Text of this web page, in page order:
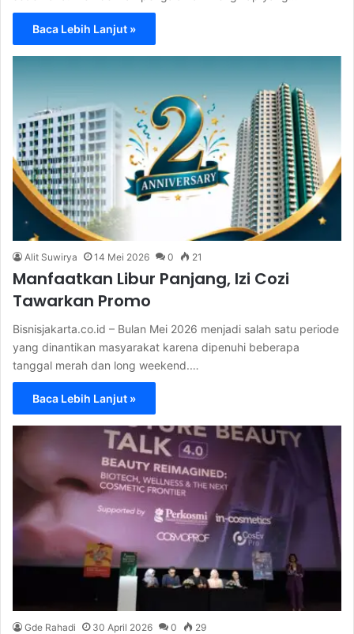
Baca Lebih Lanjut »
Alit Suwirya 14 Mei 2026 0 21
Manfaatkan Libur Panjang, Izi Cozi
Tawarkan Promo
Bisnisjakarta.co.id – Bulan Mei 2026 menjadi salah satu periode
yang dinantikan masyarakat karena dipenuhi beberapa
tanggal merah dan long weekend.…
Baca Lebih Lanjut »
Gde Rahadi 30 April 2026 0 29